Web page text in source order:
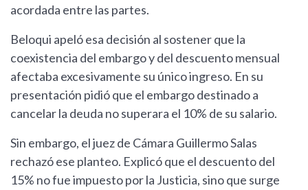
acordada entre las partes.
Beloqui apeló esa decisión al sostener que la
coexistencia del embargo y del descuento mensual
afectaba excesivamente su único ingreso. En su
presentación pidió que el embargo destinado a
cancelar la deuda no superara el 10% de su salario.
Sin embargo, el juez de Cámara Guillermo Salas
rechazó ese planteo. Explicó que el descuento del
15% no fue impuesto por la Justicia, sino que surge